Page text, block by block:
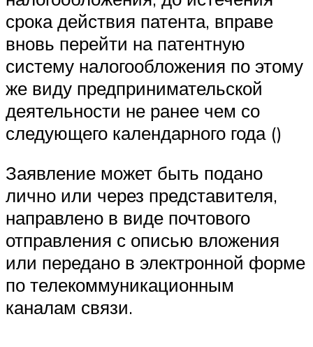
срока действия патента, вправе
вновь перейти на патентную
систему налогообложения по этому
же виду предпринимательской
деятельности не ранее чем со
следующего календарного года ()
Заявление может быть подано
лично или через представителя,
направлено в виде почтового
отправления с описью вложения
или передано в электронной форме
по телекоммуникационным
каналам связи.